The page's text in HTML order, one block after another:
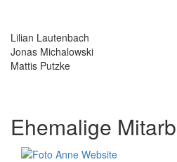
Lilian Lautenbach
Jonas Michalowski
Mattis Putzke
Ehemalige